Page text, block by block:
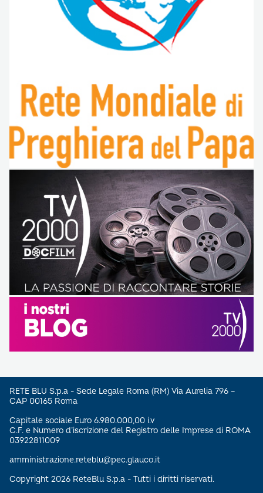
RETE BLU S.p.a - Sede Legale Roma (RM) Via Aurelia 796 –
CAP 00165 Roma
Capitale sociale Euro 6.980.000,00 i.v
C.F. e Numero d’iscrizione del Registro delle Imprese di ROMA
03922811009
amministrazione.reteblu@pec.glauco.it
Copyright 2026 ReteBlu S.p.a - Tutti i diritti riservati.